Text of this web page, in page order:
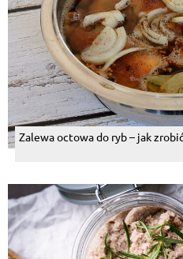
Zalewa octowa do ryb – jak